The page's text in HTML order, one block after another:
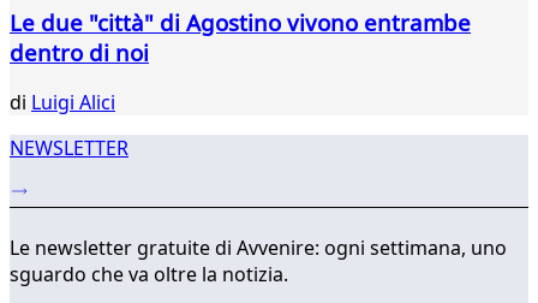
Le due "città" di Agostino vivono entrambe
dentro di noi
di Luigi Alici
NEWSLETTER
Le newsletter gratuite di Avvenire: ogni settimana, uno
sguardo che va oltre la notizia.